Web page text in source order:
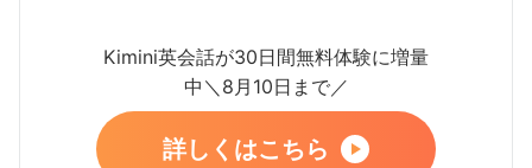
Kimini英会話が30日間無料体験に増量
中＼8月10日まで／
詳しくはこちら